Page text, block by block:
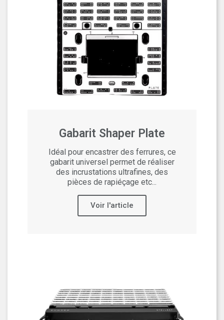
Gabarit Shaper Plate
Idéal pour encastrer des ferrures, ce
gabarit universel permet de réaliser
des incrustations ultrafines, des
pièces de rapiéçage etc...
Voir l'article